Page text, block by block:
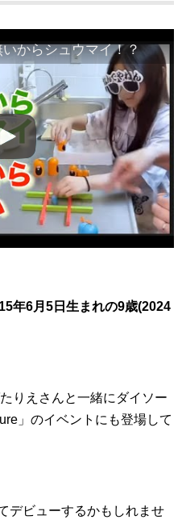
からシュウマイ！？
年6月5日生まれの9歳(2024
りえさんと一緒にダイソー
」のイベントにも登場して
デビューするかもしれませ